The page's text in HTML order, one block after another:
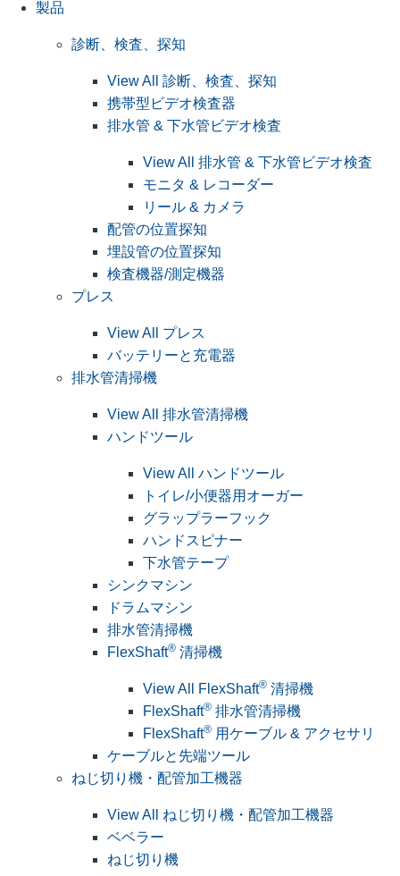
製品
診断、検査、探知
View All 診断、検査、探知
携帯型ビデオ検査器
排水管 & 下水管ビデオ検査
View All 排水管 & 下水管ビデオ検査
モニタ & レコーダー
リール & カメラ
配管の位置探知
埋設管の位置探知
検査機器/測定機器
プレス
View All プレス
バッテリーと充電器
排水管清掃機
View All 排水管清掃機
ハンドツール
View All ハンドツール
トイレ/小便器用オーガー
グラップラーフック
ハンドスピナー
下水管テープ
シンクマシン
ドラムマシン
排水管清掃機
FlexShaft® 清掃機
View All FlexShaft® 清掃機
FlexShaft® 排水管清掃機
FlexShaft® 用ケーブル & アクセサリ
ケーブルと先端ツール
ねじ切り機・配管加工機器
View All ねじ切り機・配管加工機器
ベベラー
ねじ切り機